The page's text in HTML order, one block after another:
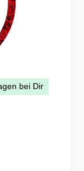
bei Dir